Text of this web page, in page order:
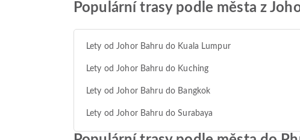
Populární trasy podle města z
Lety od Johor Bahru do Kuala Lumpur
Lety od Johor Bahru do Kuching
Lety od Johor Bahru do Bangkok
Lety od Johor Bahru do Surabaya